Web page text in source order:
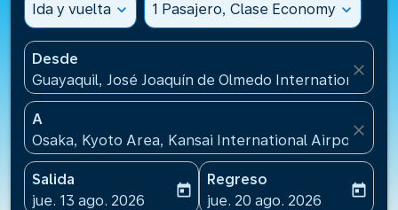
Ida y vuelta expand_more 1 Pasajero, Clase Economy expand_more
Desde
Guayaquil, José Joaquín de Olmedo International
close
A
Osaka, Kyoto Area, Kansai International
close
Salida
fc-booking-departure-date-aria-label
jue. 13 ago. 2026
today
Regreso
fc-booking-return-date-
jue. 20 ago. 2026
today